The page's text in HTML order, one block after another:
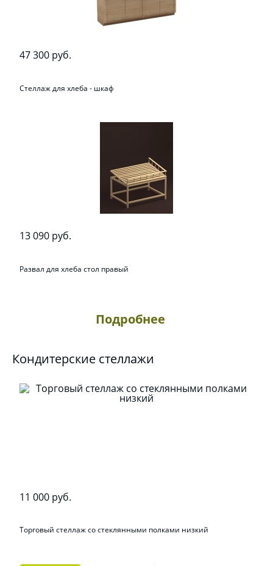
Подробнее
47 300 руб.
Стеллаж для хлеба - шкаф
13 090 руб.
Развал для хлеба стол правый
Кондитерские стеллажи
11 000 руб.
Торговый стеллаж со стеклянными полками низкий